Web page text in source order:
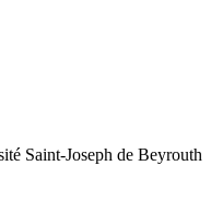
Saint-Joseph de Beyrouth